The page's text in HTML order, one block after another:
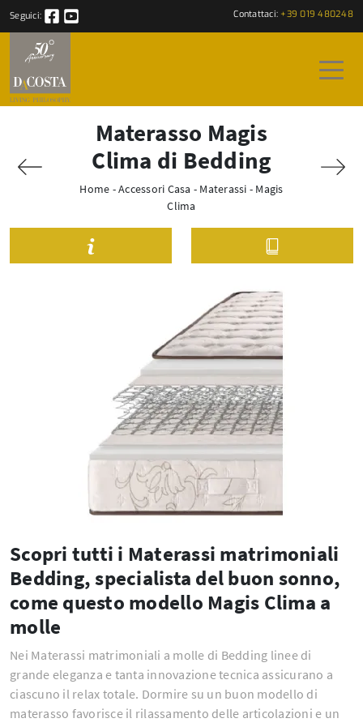
Seguici: Contattaci: +39 019 480248
Materasso Magis
Clima di Bedding
Home -Accessori Casa - Materassi - Magis
Clima
Scopri tutti i Materassi matrimoniali
Bedding, specialista del buon sonno,
come questo modello Magis Clima a
molle
Nei Materassi matrimoniali a molle di Bedding linee di
grande eleganza e tanta innovazione tecnica assicurano a
ciascuno il relax totale. Dormire su un buon modello di
materasso favorisce il rilassamento delle articolazioni e un